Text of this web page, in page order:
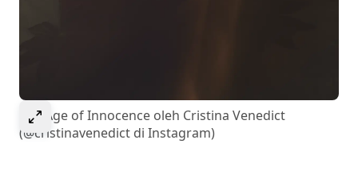
Pilih untuk memperlebar gambar
The Age of Innocence oleh Cristina Venedict
(@cristinavenedict di Instagram)